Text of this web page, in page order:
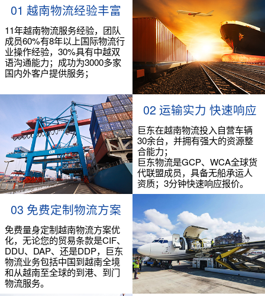
01 越南物流经验丰富
11年越南物流服务经验，团队
成员60%有8年以上国际物流行
业操作经验，30%具有中越双
语沟通能力；成功为3000多家
国内外客户提供服务；
02 运输实力 快速响应
巨东在越南物流投入自营车辆
30余台，并拥有强大的资源整
合能力；
巨东物流是GCP、WCA全球货
代联盟成员，具备无船承运人
资质；3分钟快速响应报价。
03 免费定制物流方案
免费量身定制越南物流方案优
化，无论您的贸易条款是CIF、
DDU、DAP、还是DDP，巨东
物流业务包括中国到越南全境
和从越南至全球的到港、到门
物流服务。